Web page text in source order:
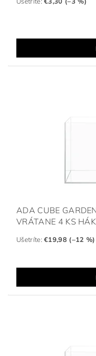
ADA CUBE
VRÁTANE 4 KS
Ušetríte:€19,98 (–12 %)